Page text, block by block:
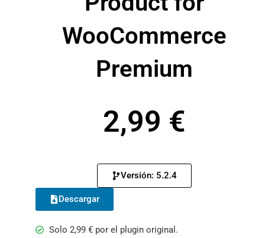
WooCommerce
Premium
2,99 €
Descargar
Versión: 5.2.4
Solo 2,99 €por el plugin original.